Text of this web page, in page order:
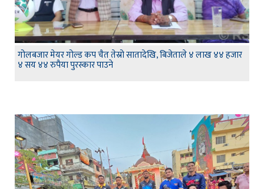
गोलबजार मेयर गोल्ड कप चैत तेस्रो सातादेखि, बिजेताले ४ लाख ४४ हजार
४ सय ४४ रुपैया पुरस्कार पाउने